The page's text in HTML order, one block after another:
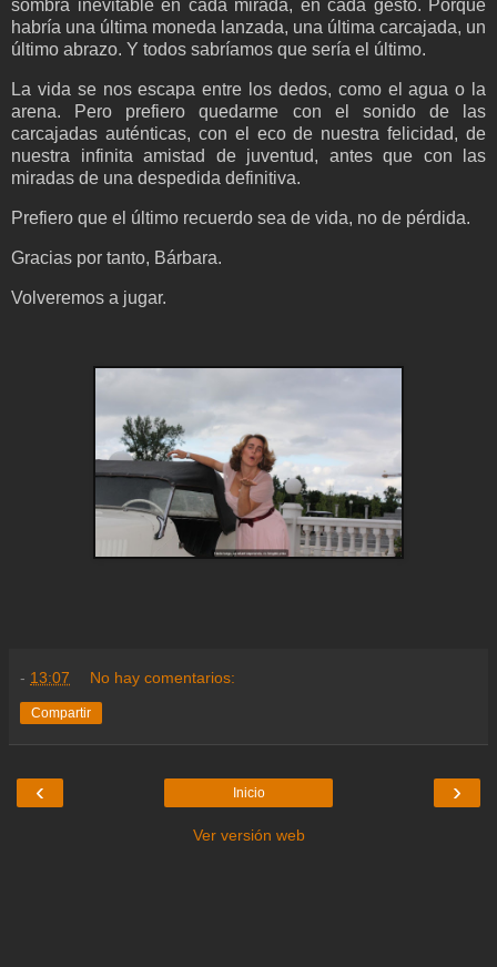
sombra inevitable en cada mirada, en cada gesto. Porque
habría una última moneda lanzada, una última carcajada, un
último abrazo. Y todos sabríamos que sería el último.
La vida se nos escapa entre los dedos, como el agua o la
arena. Pero prefiero quedarme con el sonido de las
carcajadas auténticas, con el eco de nuestra felicidad, de
nuestra infinita amistad de juventud, antes que con las
miradas de una despedida definitiva.
Prefiero que el último recuerdo sea de vida, no de pérdida.
Gracias por tanto, Bárbara.
Volveremos a jugar.
- 13:07 No hay comentarios:
Compartir
‹ ›
Inicio
Ver versión web